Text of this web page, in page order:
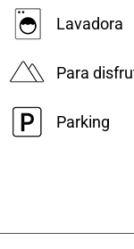
Lavadora
Para
Parking